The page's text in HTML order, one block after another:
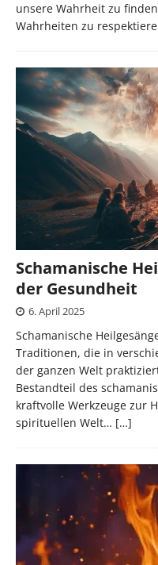
unsere Wahrheit zu
Wahrheiten zu
Schamanische
der Gesundheit
6. April 2025
Schamanische
Traditionen, die in
der ganzen Welt
Bestandteil des
kraftvolle Werkzeuge zur
spirituellen Welt… […]